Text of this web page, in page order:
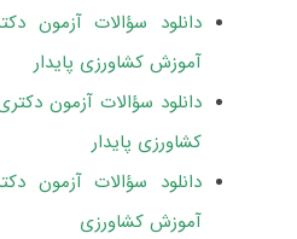
آموزش کشاورزی پایدار
کشاورزی پایدار
آموزش کشاورزی